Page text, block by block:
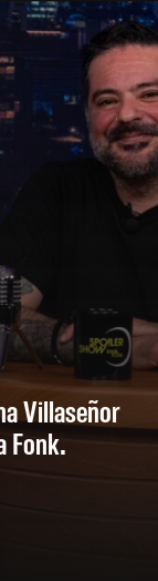
Villaseñor
Fonk.